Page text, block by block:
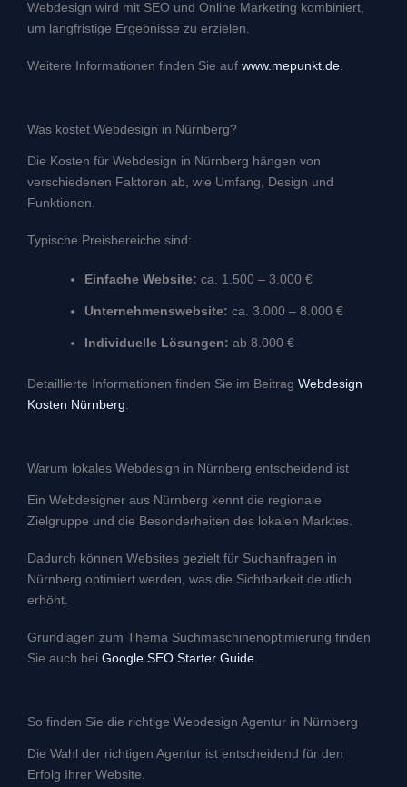
Webdesign wird mit SEO und Online Marketing kombiniert,
um langfristige Ergebnisse zu erzielen.
Weitere Informationen finden Sie auf www.mepunkt.de.
Was kostet Webdesign in Nürnberg?
Die Kosten für Webdesign in Nürnberg hängen von
verschiedenen Faktoren ab, wie Umfang, Design und
Funktionen.
Typische Preisbereiche sind:
Einfache Website: ca. 1.500 – 3.000 €
Unternehmenswebsite: ca. 3.000 – 8.000 €
Individuelle Lösungen: ab 8.000 €
Detaillierte Informationen finden Sie im Beitrag Webdesign
Kosten Nürnberg.
Warum lokales Webdesign in Nürnberg entscheidend ist
Ein Webdesigner aus Nürnberg kennt die regionale
Zielgruppe und die Besonderheiten des lokalen Marktes.
Dadurch können Websites gezielt für Suchanfragen in
Nürnberg optimiert werden, was die Sichtbarkeit deutlich
erhöht.
Grundlagen zum Thema Suchmaschinenoptimierung finden
Sie auch bei Google SEO Starter Guide.
So finden Sie die richtige Webdesign Agentur in Nürnberg
Die Wahl der richtigen Agentur ist entscheidend für den
Erfolg Ihrer Website.